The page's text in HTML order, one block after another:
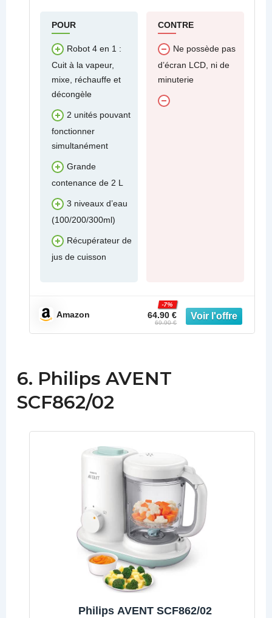
POUR
Robot 4 en 1 :
Cuit à la vapeur,
mixe, réchauffe et
décongèle
2 unités pouvant
fonctionner
simultanément
Grande
contenance de 2 L
3 niveaux d’eau
(100/200/300ml)
Récupérateur de
jus de cuisson
CONTRE
Ne possède pas
d’écran LCD, ni de
minuterie
Amazon 64.90 €
-7%
69.90 €
6. Philips AVENT
SCF862/02
Philips AVENT SCF862/02